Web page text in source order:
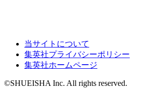
当サイトについて
集英社プライバシーポリシー
集英社ホームページ
©SHUEISHA Inc. All rights reserved.